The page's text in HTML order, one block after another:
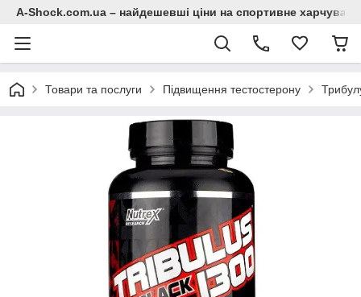
A-Shock.com.ua – найдешевші ціни на спортивне
Товари та послуги Підвищення тестостерону